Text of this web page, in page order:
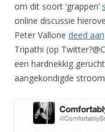
om dit soort ‘grappen’
online discussie
Peter Vallone deed
Tripathi (op
een hardnekkig
aangekondigde